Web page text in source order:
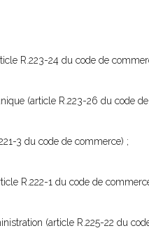
R.223-24 du code de
(article R.223-26 du code
3 du code de commerce) ;
R.222-1 du code de
(article R.225-22 du